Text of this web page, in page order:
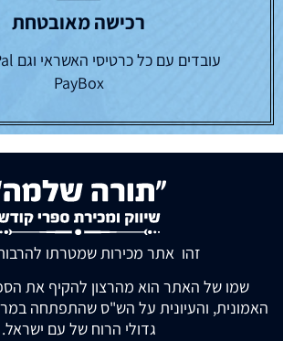
רכישה מאובטחת
PayBox
זהו אתר מכירות שמטרתו
שמו של האתר הוא מהרצון להקיף את
האמונית, והעיונית על הש"ס שהתפתחה
גדולי הרוח של עם ישראל.